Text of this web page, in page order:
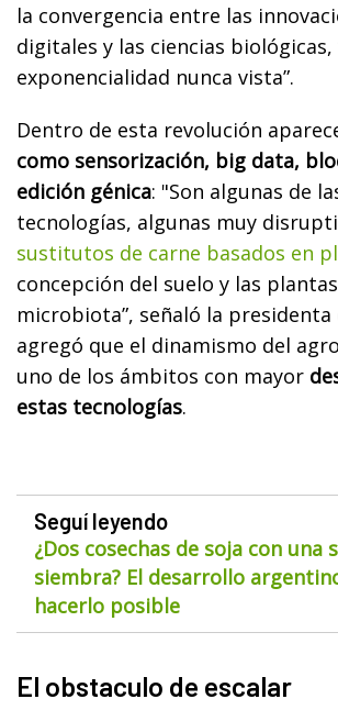
la convergencia entre las
digitales y las ciencias biológicas,
exponencialidad nunca vista”.
Dentro de esta revolución
como sensorización, big data,
edición génica: "Son algunas de
tecnologías, algunas muy
sustitutos de carne basados en
concepción del suelo y las
microbiota”, señaló la presidenta
agregó que el dinamismo del
uno de los ámbitos con mayor
estas tecnologías.
Seguí leyendo
¿Dos cosechas de soja con una
siembra? El desarrollo
hacerlo posible
El obstaculo de escalar